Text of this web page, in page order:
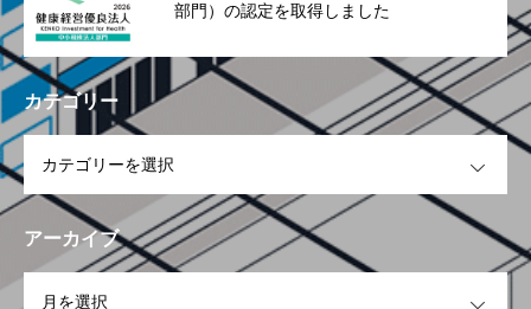
部門）の認定を取得しました
カテゴリー
アーカイブ